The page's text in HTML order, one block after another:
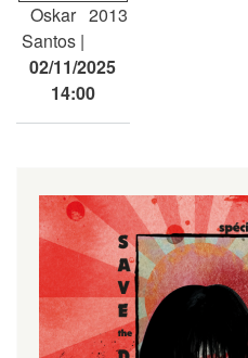
Oskar
Santos
2013
02/11/2025
14:00